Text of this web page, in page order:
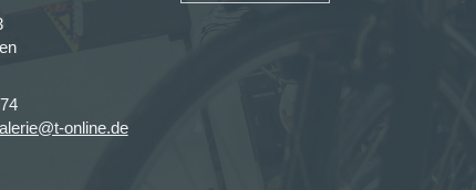
online.de